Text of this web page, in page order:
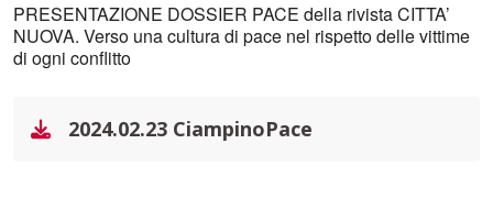
PRESENTAZIONE DOSSIER PACE della rivista CITTA’
NUOVA. Verso una cultura di pace nel rispetto delle vittime
di ogni conflitto
2024.02.23 CiampinoPace